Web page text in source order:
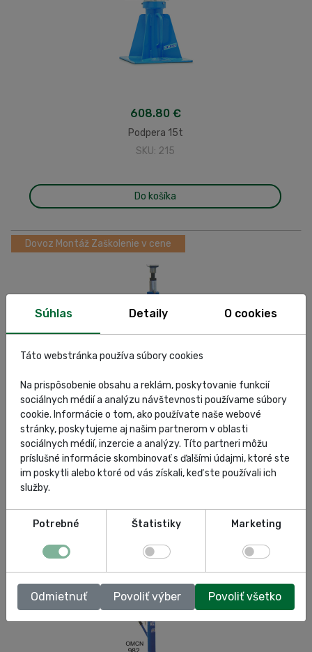
608.80 €
Podpera 15t
SKU: 215
Do košíka
Dovoz Montáž Zaškolenie v cene
1 676.00 €
Podpera 10t
SKU: 982/A
Súhlas Detaily O cookies
Táto webstránka používa súbory cookies
Na prispôsobenie obsahu a reklám, poskytovanie funkcií
sociálnych médií a analýzu návštevnosti používame súbory
cookie. Informácie o tom, ako používate naše webové
stránky, poskytujeme aj našim partnerom v oblasti
sociálnych médií, inzercie a analýzy. Títo partneri môžu
príslušné informácie skombinovať s ďalšími údajmi, ktoré ste
im poskytli alebo ktoré od vás získali, keď ste používali ich
služby.
Potrebné Štatistiky Marketing
Odmietnuť Povoliť výber Povoliť všetko